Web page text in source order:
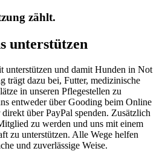
zählt.
unterstützen
unterstützen und damit Hunden in Not
trägt dazu bei, Futter, medizinische
in unseren Pflegestellen zu
entweder über Gooding beim Online
über PayPal spenden. Zusätzlich
zu werden und uns mit einem
zu unterstützen. Alle Wege helfen
und zuverlässige Weise.